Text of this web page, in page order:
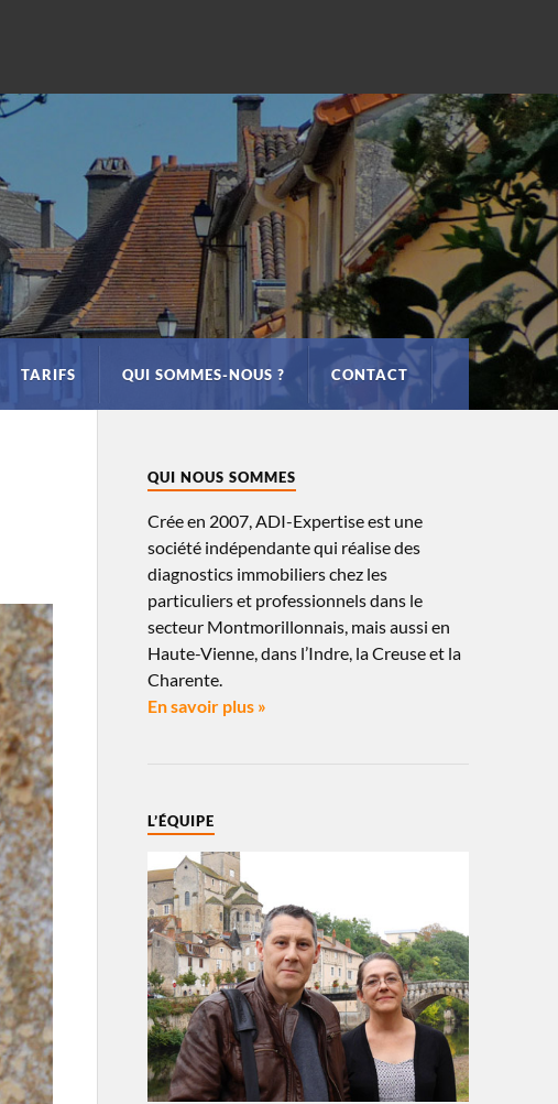
TARIFS QUI SOMMES-NOUS ? CONTACT
QUI NOUS SOMMES
Crée en 2007, ADI-Expertise est une
société indépendante qui réalise des
diagnostics immobiliers chez les
particuliers et professionnels dans le
secteur Montmorillonnais, mais aussi en
Haute-Vienne, dans l’Indre, la Creuse et la
Charente.
En savoir plus »
L’ÉQUIPE